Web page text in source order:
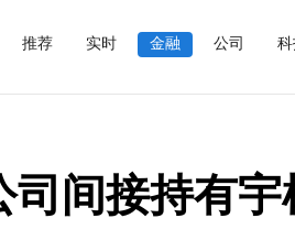
推荐 实时 金融 公司
司间接持有